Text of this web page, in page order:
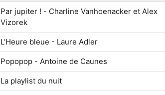
Par jupiter ! - Charline Vanhoenacker et Alex
Vizorek
L'Heure bleue - Laure Adler
Popopop - Antoine de Caunes
La playlist du nuit